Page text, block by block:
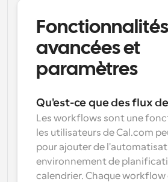
Fonctionnalités
avancées et
paramètres
Qu'est-ce que des flux
Les workflows sont une
les utilisateurs de Cal.com
pour ajouter de
environnement de
calendrier. Chaque workflow